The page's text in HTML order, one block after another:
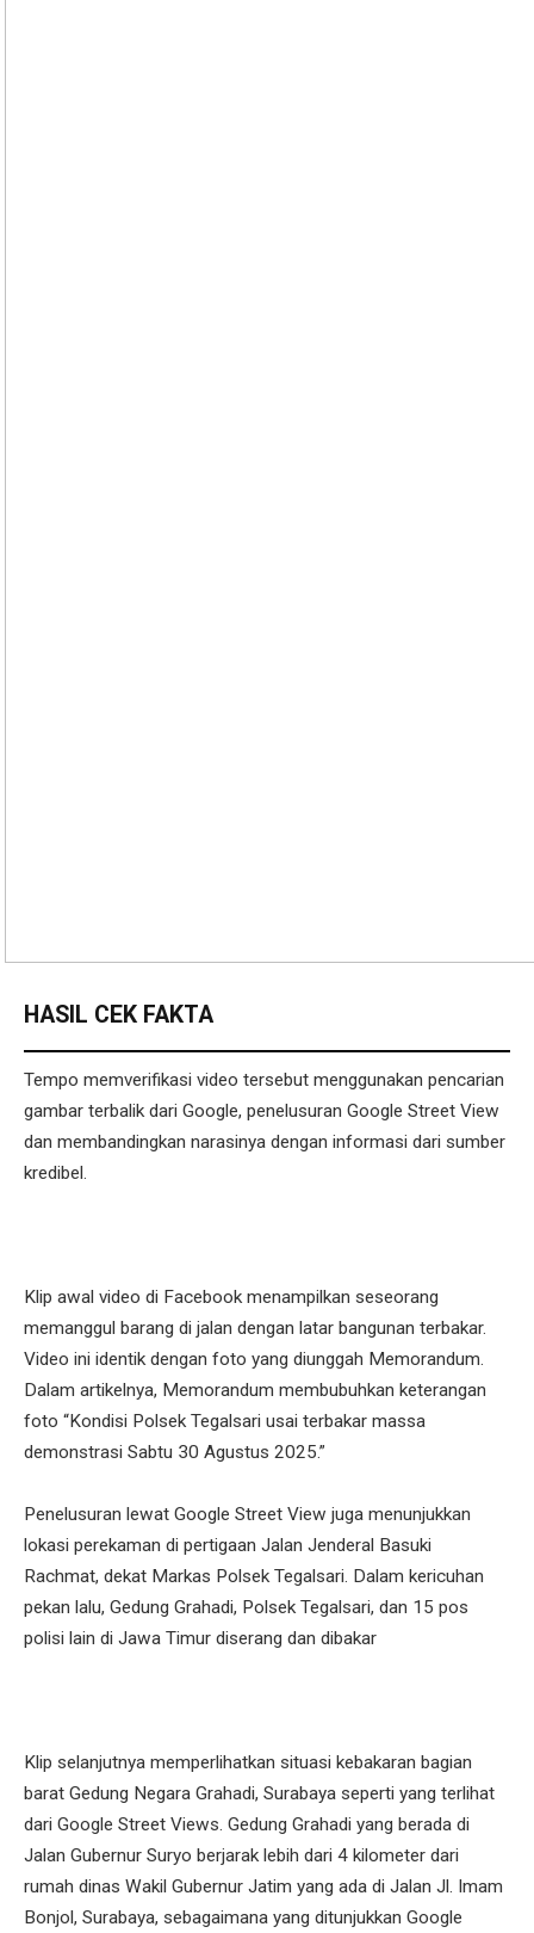
HASIL CEK FAKTA
Tempo memverifikasi video tersebut menggunakan pencarian
gambar terbalik dari Google, penelusuran Google Street View
dan membandingkan narasinya dengan informasi dari sumber
kredibel.
Klip awal video di Facebook menampilkan seseorang
memanggul barang di jalan dengan latar bangunan terbakar.
Video ini identik dengan foto yang diunggah Memorandum.
Dalam artikelnya, Memorandum membubuhkan keterangan
foto “Kondisi Polsek Tegalsari usai terbakar massa
demonstrasi Sabtu 30 Agustus 2025.”
Penelusuran lewat Google Street View juga menunjukkan
lokasi perekaman di pertigaan Jalan Jenderal Basuki
Rachmat, dekat Markas Polsek Tegalsari. Dalam kericuhan
pekan lalu, Gedung Grahadi, Polsek Tegalsari, dan 15 pos
polisi lain di Jawa Timur diserang dan dibakar
Klip selanjutnya memperlihatkan situasi kebakaran bagian
barat Gedung Negara Grahadi, Surabaya seperti yang terlihat
dari Google Street Views. Gedung Grahadi yang berada di
Jalan Gubernur Suryo berjarak lebih dari 4 kilometer dari
rumah dinas Wakil Gubernur Jatim yang ada di Jalan Jl. Imam
Bonjol, Surabaya, sebagaimana yang ditunjukkan Google